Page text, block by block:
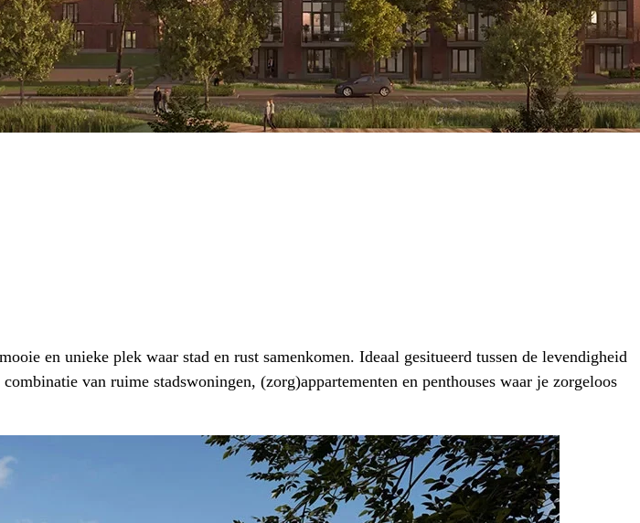
en unieke plek waar stad en rust samenkomen. Ideaal gesitueerd tussen de levendigheid
van ruime stadswoningen, (zorg)appartementen en penthouses waar je zorgeloos